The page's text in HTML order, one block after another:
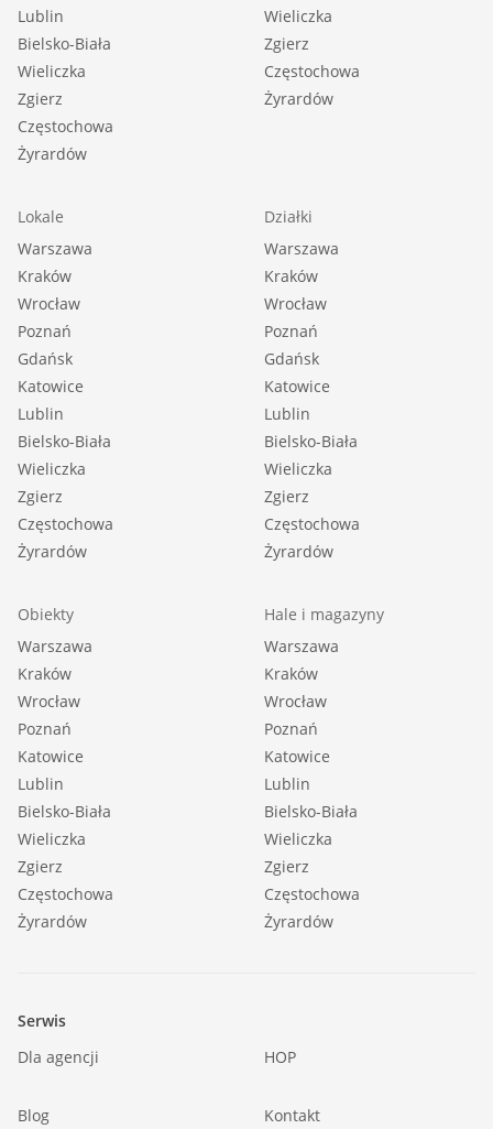
Lublin
Bielsko-Biała
Wieliczka
Zgierz
Częstochowa
Żyrardów
Wieliczka
Zgierz
Częstochowa
Żyrardów
Lokale
Warszawa
Kraków
Wrocław
Poznań
Gdańsk
Katowice
Lublin
Bielsko-Biała
Wieliczka
Zgierz
Częstochowa
Żyrardów
Działki
Warszawa
Kraków
Wrocław
Poznań
Gdańsk
Katowice
Lublin
Bielsko-Biała
Wieliczka
Zgierz
Częstochowa
Żyrardów
Obiekty
Warszawa
Kraków
Wrocław
Poznań
Katowice
Lublin
Bielsko-Biała
Wieliczka
Zgierz
Częstochowa
Żyrardów
Hale i magazyny
Warszawa
Kraków
Wrocław
Poznań
Katowice
Lublin
Bielsko-Biała
Wieliczka
Zgierz
Częstochowa
Żyrardów
Serwis
Dla agencji
HOP
Blog Kontakt